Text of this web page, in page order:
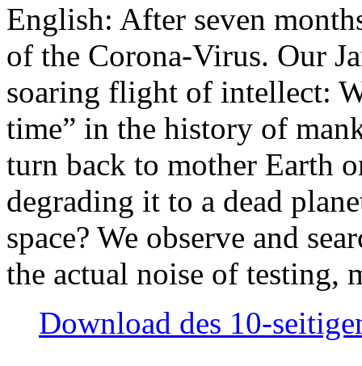
English: After seven
of the Corona-Virus. Our
soaring flight of intellect:
time” in the history of
turn back to mother Earth
degrading it to a dead
space? We observe and
the actual noise of testing,
Download des 10-